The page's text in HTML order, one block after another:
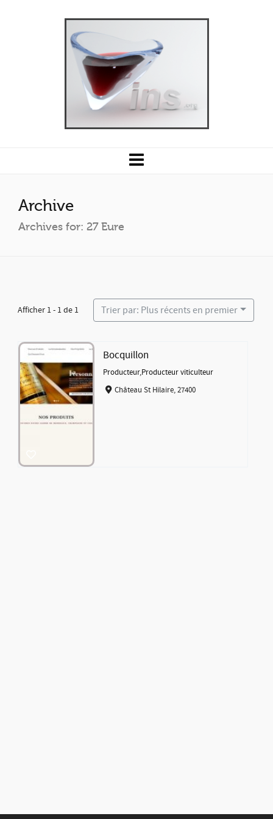
Archive
Archives for: 27 Eure
Afficher 1 - 1 de 1 Trier par: Plus récents en premier
Bocquillon
Producteur,Producteur viticulteur
Château St Hilaire, 27400